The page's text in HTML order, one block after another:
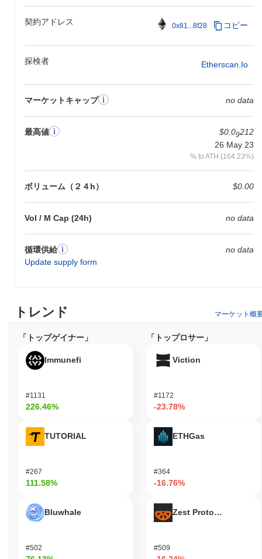
契約アドレス 0x81...8f28 コピー
探検者 Etherscan.io
マーケットキャップ no data
最高値 $0.09212
26 May 23
% to ATH (164.23%)
ボリューム（２４h） $0.00
Vol / M Cap (24h) no data
循環供給
Update supply form
no data
トレンド マーケット概
「トップゲイナー」
Immunefi
#1131
226.46%
TUTORIAL
#267
111.58%
Bluwhale
#502
「トップロサー」
Viction
#1172
-23.78%
ETHGas
#364
-16.76%
Zest Protocol
#509